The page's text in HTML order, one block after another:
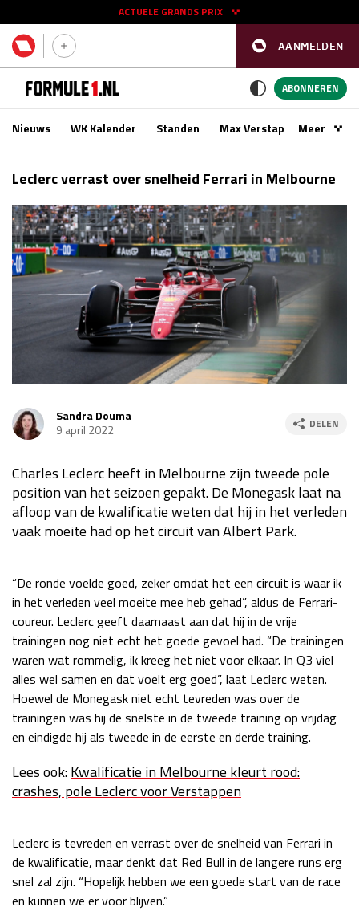
AANMELDEN
ACTUELE GRANDS PRIX
11 - 13 sep
Race
zo 15:00 - 17:00
GP AZERBEIDZJAN 2026 24 - 26 sep
Kwalificatie
vr 14:00 - 15:00
za 13:00 - 15:00
GP SINGAPORE 2026 09 - 11 okt
Kwalificatie
za 15:00 - 16:00
zo 14:00 - 16:00
GP VERENIGDE STATEN 2026
Kwalificatie
za 23:00 - 00:00
Race
zo 21:00 - 23:00
GP MEXICO 2026 30 okt - 01 nov
Kwalificatie
za 22:00 - 23:00
Race
zo 21:00 - 23:00
GP SÃO PAULO 2026 06 - 08 nov
Kwalificatie
za 19:00 - 20:00
Race
zo 18:00 - 20:00
LAS VEGAS GRAND PRIX 2026 20 - 22 nov
Kwalificatie
za 05:00 - 06:00
Race
GP QATAR 2026
Race
zo 14:00 - 16:00
ABONNEREN
Nieuws WK Kalender Standen Max VerstappenMeer
Leclerc verrast over snelheid Ferrari in Melbourne
Sandra Douma
9 april 2022
DELEN
Charles Leclerc heeft in Melbourne zijn tweede pole
position van het seizoen gepakt. De Monegask laat na
afloop van de kwalificatie weten dat hij in het verleden
vaak moeite had op het circuit van Albert Park.
“De ronde voelde goed, zeker omdat het een circuit is waar ik
in het verleden veel moeite mee heb gehad”, aldus de Ferrari-
coureur. Leclerc geeft daarnaast aan dat hij in de vrije
trainingen nog niet echt het goede gevoel had. “De trainingen
waren wat rommelig, ik kreeg het niet voor elkaar. In Q3 viel
alles wel samen en dat voelt erg goed”, laat Leclerc weten.
Hoewel de Monegask niet echt tevreden was over de
trainingen was hij de snelste in de tweede training op vrijdag
en eindigde hij als tweede in de eerste en derde training.
Lees ook:Kwalificatie in Melbourne kleurt rood:
crashes, pole Leclerc voor Verstappen
Leclerc is tevreden en verrast over de snelheid van Ferrari in
de kwalificatie, maar denkt dat Red Bull in de langere runs erg
snel zal zijn. “Hopelijk hebben we een goede start van de race
en kunnen we er voor blijven.”